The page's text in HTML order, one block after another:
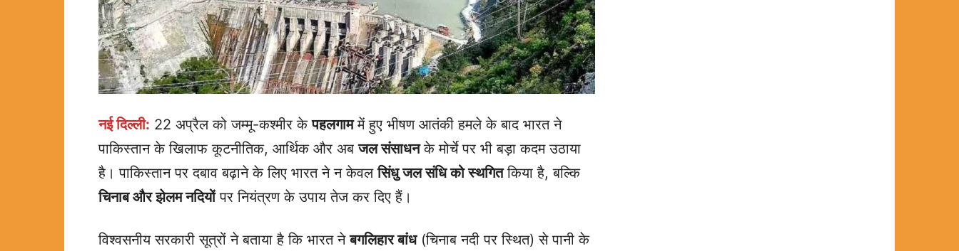
नई दिल्ली: 22 अप्रैल को जम्मू-कश्मीर केपहलगाममें हुए भीषण आतंकी हमले के बाद भारत ने
पाकिस्तान के खिलाफ कूटनीतिक, आर्थिक और अबजल संसाधनके मोर्चे पर भी बड़ा कदम उठाया
है। पाकिस्तान पर दबाव बढ़ाने के लिए भारत ने न केवलसिंधु जल संधि को स्थगितकिया है, बल्कि
चिनाब और झेलम नदियोंपर नियंत्रण के उपाय तेज कर दिए हैं।
विश्वसनीय सरकारी सूत्रों ने बताया है कि भारत नेबगलिहार बांध(चिनाब नदी पर स्थित) से पानी के